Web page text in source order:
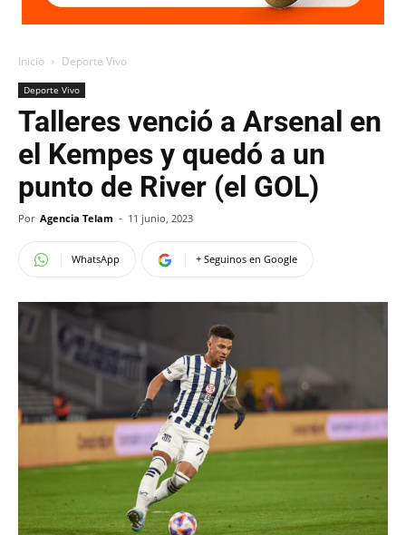
Inicio Deporte Vivo
Deporte Vivo
Talleres venció a Arsenal en
el Kempes y quedó a un
punto de River (el GOL)
Por Agencia Telam - 11 junio, 2023
WhatsApp + Seguinos en Google